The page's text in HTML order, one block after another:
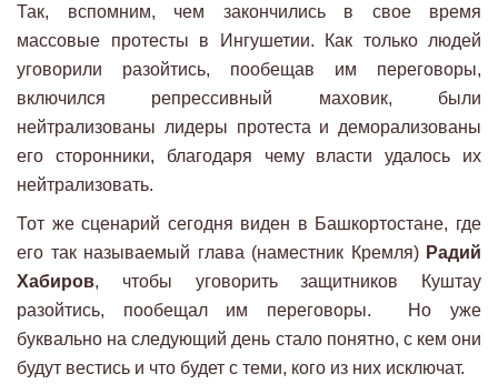
Так, вспомним, чем закончились в свое время
массовые протесты в Ингушетии. Как только людей
уговорили разойтись, пообещав им переговоры,
включился репрессивный маховик, были
нейтрализованы лидеры протеста и деморализованы
его сторонники, благодаря чему власти удалось их
нейтрализовать.
Тот же сценарий сегодня виден в Башкортостане, где
его так называемый глава (наместник Кремля) Радий
Хабиров, чтобы уговорить защитников Куштау
разойтись, пообещал им переговоры. Но уже
буквально на следующий день стало понятно, с кем они
будут вестись и что будет с теми, кого из них исключат.